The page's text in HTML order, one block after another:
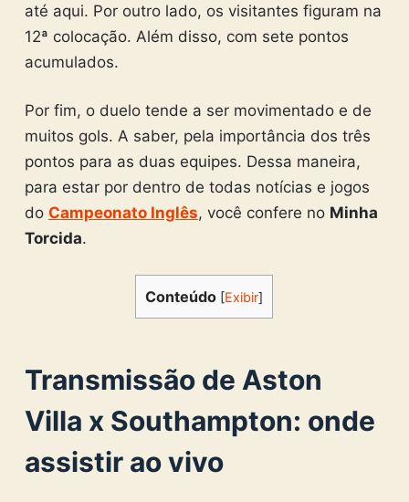
até aqui. Por outro lado, os visitantes figuram na
12ª colocação. Além disso, com sete pontos
acumulados.
Por fim, o duelo tende a ser movimentado e de
muitos gols. A saber, pela importância dos três
pontos para as duas equipes. Dessa maneira,
para estar por dentro de todas notícias e jogos
do Campeonato Inglês, você confere no Minha
Torcida.
Conteúdo [Exibir]
Transmissão de Aston
Villa x Southampton: onde
assistir ao vivo